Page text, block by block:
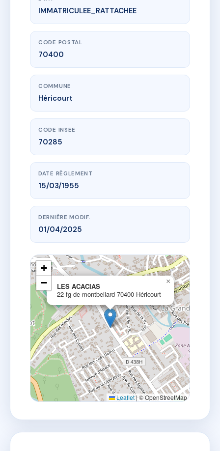
www.vme.plus/AC6442784
LES ACACIAS
22 fg de montbeliard
IMMATRICULEE_RATTACHEE
CODE POSTAL
70400
COMMUNE
Héricourt
CODE INSEE
70285
DATE RÈGLEMENT
15/03/1955
DERNIÈRE MODIF.
01/04/2025
LES ACACIAS
22 fg de montbeliard 70400 Héricourt
×
+
−
Leaflet|© OpenStreetMap